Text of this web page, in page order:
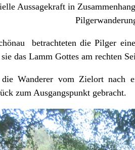
Aussagekraft in
betrachteten die Pilger
das Lamm Gottes am rechten
Wanderer vom Zielort nach
zum Ausgangspunkt gebracht.